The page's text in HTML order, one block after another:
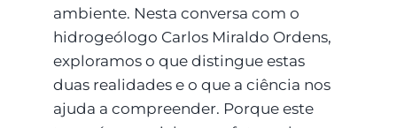
ambiente. Nesta conversa com o
hidrogeólogo Carlos Miraldo Ordens,
exploramos o que distingue estas
duas realidades e o que a ciência nos
ajuda a compreender. Porque este